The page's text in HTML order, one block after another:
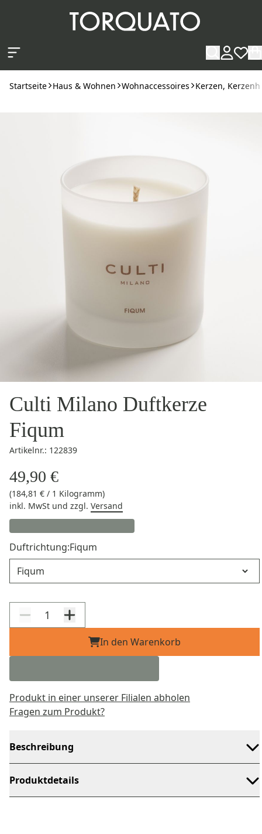
Startseite Haus & Wohnen Wohnaccessoires Kerzen,
Culti Milano Duftkerze
Fiqum
Artikelnr.: 122839
49,90 €
(184,81 € / 1 Kilogramm)
inkl. MwSt und zzgl. Versand
Duftrichtung:Fiqum
In den Warenkorb
Produkt in einer unserer Filialen abholen
Fragen zum Produkt?
Beschreibung
Produktdetails